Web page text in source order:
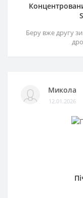
Беру вже другу
Микола
12.01.2026